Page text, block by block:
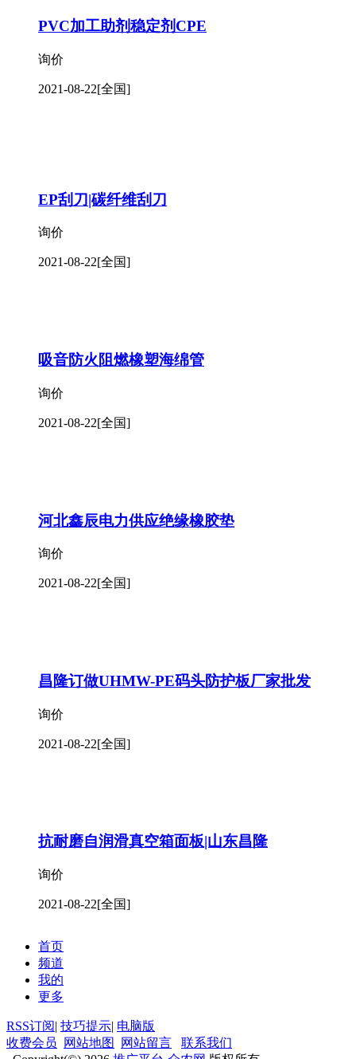
PVC加工助剂稳定剂CPE
询价
2021-08-22[全国]
EP刮刀|碳纤维刮刀
询价
2021-08-22[全国]
吸音防火阻燃橡塑海绵管
询价
2021-08-22[全国]
河北鑫辰电力供应绝缘橡胶垫
询价
2021-08-22[全国]
昌隆订做UHMW-PE码头防护板厂家批发
询价
2021-08-22[全国]
抗耐磨自润滑真空箱面板|山东昌隆
询价
2021-08-22[全国]
首页
频道
我的
更多
RSS订阅| 技巧提示| 电脑版
收费会员
网站地图 网站留言
联系我们